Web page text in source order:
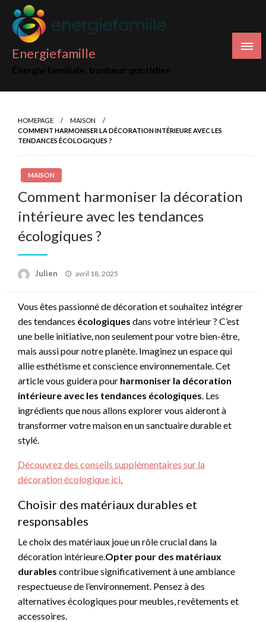
Skip
content
Energiefamille
HOMEPAGE
MAISON
COMMENT HARMONISER LA DÉCORATION INTÉRIEURE AVEC LES
TENDANCES ÉCOLOGIQUES ?
MAISON
Comment harmoniser la décoration
intérieure avec les tendances
écologiques ?
Julien
Posted
avril 18, 2025
Vous êtes passionné de décoration et souhaitez intégrer
des tendances écologiques dans votre intérieur ? C’est
une belle initiative, non seulement pour votre bien-être,
mais aussi pour notre planète. Imaginez un espace qui
allie esthétisme et conscience environnementale. Cet
article vous guidera pour harmoniser la décoration
intérieure avec les tendances écologiques . Les
ingrédients que nous allons explorer vous aideront à
transformer votre maison en un sanctuaire durable et
stylé.
Découvrez des conseils supplémentaires sur la
décoration écologique ici.
Choisir des matériaux durables et
responsables
Le choix des matériaux joue un rôle crucial dans la
décoration intérieure. Opter pour des matériaux
durables contribue significativement à une ambiance
respectueuse de l’environnement. Pensez à des
alternatives écologiques pour meubles, revêtements et
accessoires.